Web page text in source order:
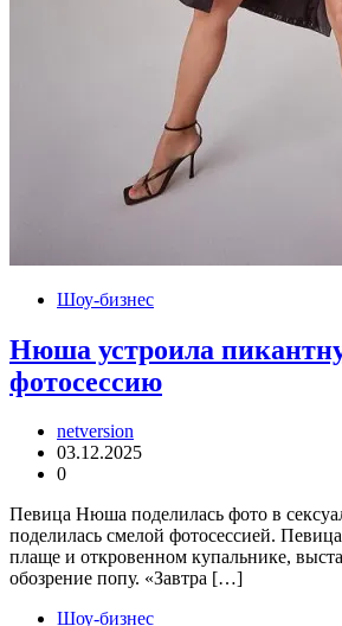
Шоу-бизнес
Нюша устроила
фотосессию
netversion
03.12.2025
0
Певица Нюша поделилась фото в
поделилась смелой фотосессией.
плаще и откровенном купальнике,
обозрение попу. «Завтра […]
Шоу-бизнес